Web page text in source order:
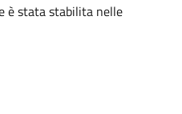
è stata stabilita nelle